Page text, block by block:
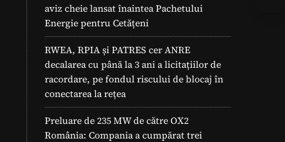
aviz cheie lansat înaintea Pachetului
Energie pentru Cetățeni
RWEA, RPIA și PATRES cer ANRE
decalarea cu până la 3 ani a licitațiilor de
racordare, pe fondul riscului de blocaj în
conectarea la rețea
Preluare de 235 MW de către OX2
România: Compania a cumpărat trei